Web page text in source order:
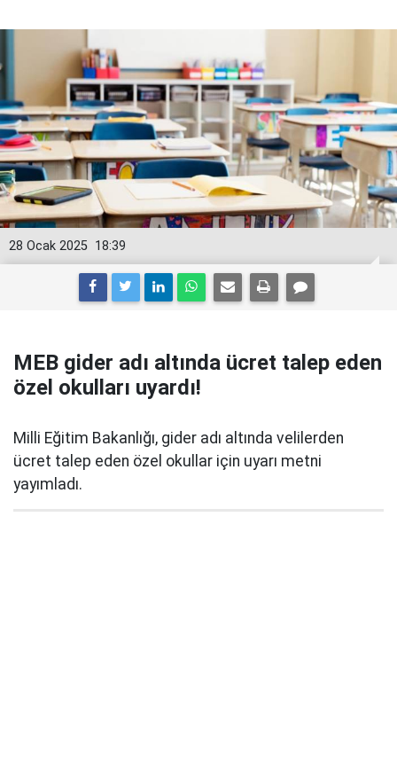
18:39
28 Ocak 2025
MEB gider adı altında ücret talep eden
özel okulları uyardı!
Milli Eğitim Bakanlığı, gider adı altında velilerden
ücret talep eden özel okullar için uyarı metni
yayımladı.